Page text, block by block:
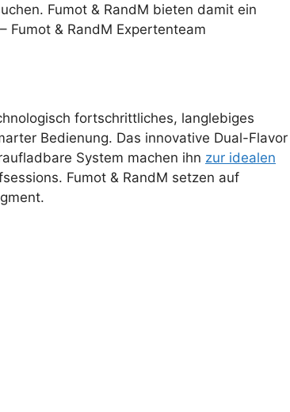
Fumot & RandM bieten damit ein
Fumot & RandM Expertenteam
fortschrittliches, langlebiges
Bedienung. Das innovative Dual-Flavor
System machen ihn zur idealen
Fumot & RandM setzen auf